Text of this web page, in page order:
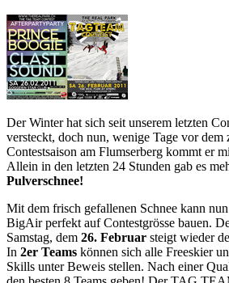
Der Winter hat sich seit unserem letzten
versteckt, doch nun, wenige Tage vor dem
Contestsaison am Flumserberg kommt er
Allein in den letzten 24 Stunden gab es
Pulverschnee!
Mit dem frisch gefallenen Schnee kann
BigAir perfekt auf Contestgrösse bauen.
Samstag, dem 26. Februar steigt wieder
In 2er Teams können sich alle Freeskier
Skills unter Beweis stellen. Nach einer